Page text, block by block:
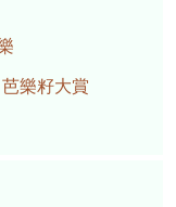
芭樂籽大賞